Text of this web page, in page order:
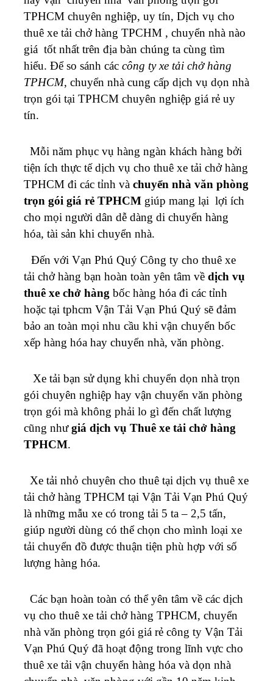
TPHCM chuyên nghiệp, uy tín, Dịch vụ cho
thuê xe tải chở hàng TPCHM , chuyển nhà nào
giá tốt nhất trên địa bàn chúng ta cùng tìm
hiểu. Để so sánh các công ty xe tải chở hàng
TPHCM, chuyển nhà cung cấp dịch vụ dọn nhà
trọn gói tại TPHCM chuyên nghiệp giá rẻ uy
tín.
Mỗi năm phục vụ hàng ngàn khách hàng bởi
tiện ích thực tế dịch vụ cho thuê xe tải chở hàng
TPHCM đi các tỉnh và chuyển nhà văn phòng
trọn gói giá rẻ TPHCM giúp mang lại lợi ích
cho mọi người dân dễ dàng di chuyển hàng
hóa, tài sản khi chuyển nhà.
Đến với Vạn Phú Quý Công ty cho thuê xe
tải chở hàng bạn hoàn toàn yên tâm về dịch vụ
thuê xe chở hàng bốc hàng hóa đi các tỉnh
hoặc tại tphcm Vận Tải Vạn Phú Quý sẽ đảm
bảo an toàn mọi nhu cầu khi vận chuyển bốc
xếp hàng hóa hay chuyển nhà, văn phòng.
Xe tải bạn sử dụng khi chuyển dọn nhà trọn
gói chuyên nghiệp hay vận chuyển văn phòng
trọn gói mà không phải lo gì đến chất lượng
cũng nhưgiá dịch vụ Thuê xe tải chở hàng
TPHCM.
Xe tải nhỏ chuyên cho thuê tại dịch vụ thuê xe
tải chở hàng TPHCM tại Vận Tải Vạn Phú Quý
là những mẫu xe có trong tải 5 ta – 2,5 tấn,
giúp người dùng có thể chọn cho mình loại xe
tải chuyển đồ được thuận tiện phù hợp với số
lượng hàng hóa.
Các bạn hoàn toàn có thể yên tâm về các dịch
vụ cho thuê xe tải chở hàng TPHCM, chuyển
nhà văn phòng trọn gói giá rẻ công ty Vận Tải
Vạn Phú Quý đã hoạt động trong lĩnh vực cho
thuê xe tải vận chuyển hàng hóa và dọn nhà